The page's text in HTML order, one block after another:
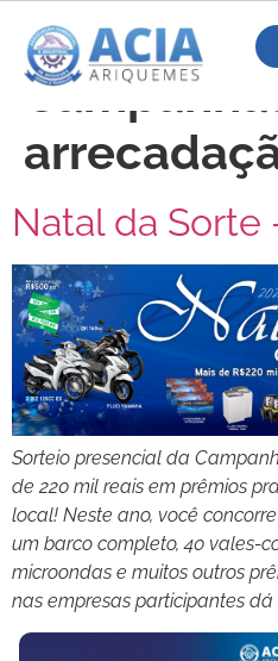
Categoria:
Natal da Sorte
Sorteio presencial da
de 220 mil reais em prêmios
local! Neste ano, você
um barco completo, 40 vales-
microondas e muitos outros
nas empresas participantes